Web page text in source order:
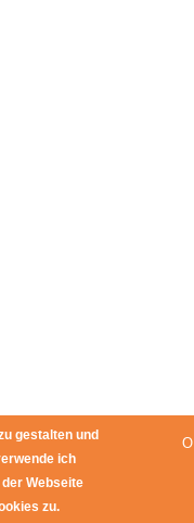
gestalten und
ich
Webseite
zu.